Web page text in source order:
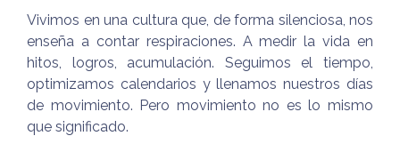
Vivimos en una cultura que, de forma silenciosa, nos
enseña a contar respiraciones. A medir la vida en
hitos, logros, acumulación. Seguimos el tiempo,
optimizamos calendarios y llenamos nuestros días
de movimiento. Pero movimiento no es lo mismo
que significado.